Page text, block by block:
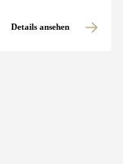
Details ansehen